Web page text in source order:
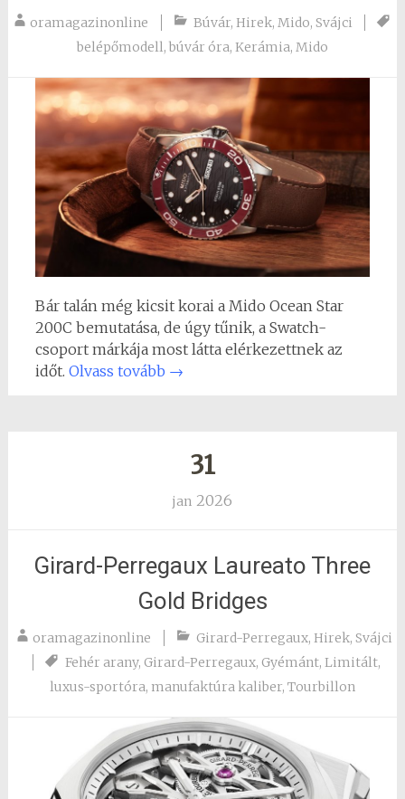
oramagazinonline Búvár,Hirek,Mido,Svájci
belépőmodell, búvár óra, Kerámia, Mido
Bár talán még kicsit korai a Mido Ocean Star
200C bemutatása, de úgy tűnik, a Swatch-
csoport márkája most látta elérkezettnek az
időt. Olvass tovább →
31
jan 2026
Girard-Perregaux Laureato Three
Gold Bridges
oramagazinonline Girard-Perregaux, Hirek, Svájci
Fehér arany, Girard-Perregaux, Gyémánt,Limitált,
luxus-sportóra, manufaktúra kaliber, Tourbillon